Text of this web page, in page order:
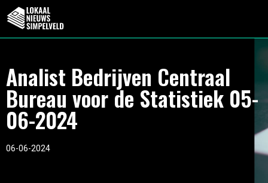
Analist Bedrijven Centraal
Bureau voor de Statistiek 05-
06-2024
06-06-2024